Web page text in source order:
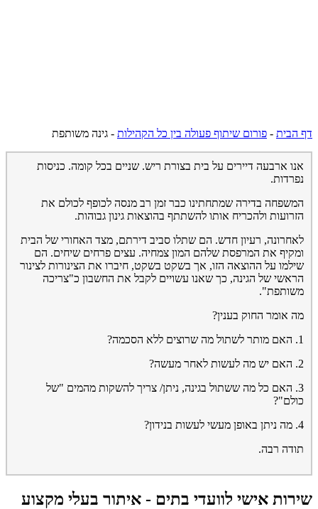
דף הבית - פורום שיתוף פעולה בין כל הקהילות - גינה משותפת
אנו ארבעה דיירים על בית בצורת ריש. שניים בכל קומה. כניסות
נפרדות.
המשפחה בדירה שמתחתינו כבר זמן רב מנסה לכופף לכולם את
הזרועות ולהכריח אותו להשתתף בהוצאות גינון גבוהות.
לאחרונה, רעיון חדש. הם שתלו סביב דירתם, מצד האחורי של הבית
ומקיף את המרפסת שלהם המון צמחיה. עצים פרחים שיחים. הם
שילמו על ההוצאה הזו, אך בשקט בשקט, חיברו את הצינורות לצינור
הראשי של הגינה, כך שאנו עשויים לקבל את החשבון כ"צריכה
משותפת".
מה אומר החוק בענין?
1. האם מותר לשתול מה שרוצים ללא הסכמה?
2. האם יש מה לעשות לאחר מעשה?
3. האם כל מה ששתול בגינה, ניתן/ צריך להשקות מהמים "של
כולם"?
4. מה ניתן באופן מעשי לעשות בנידון?
תודה רבה.
שירות אישי לוועדי בתים - איתור בעלי מקצוע